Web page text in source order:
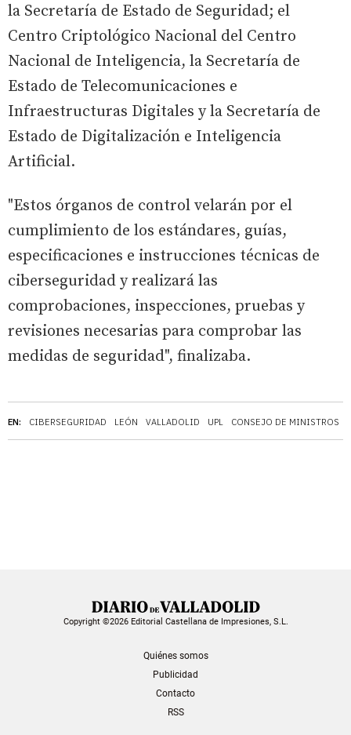
EN: CIBERSEGURIDAD LEÓN VALLADOLID UPL CONSEJO DE MINISTROS
la Secretaría de Estado de Seguridad; el
Centro Criptológico Nacional del Centro
Nacional de Inteligencia, la Secretaría de
Estado de Telecomunicaciones e
Infraestructuras Digitales y la Secretaría de
Estado de Digitalización e Inteligencia
Artificial.
"Estos órganos de control velarán por el
cumplimiento de los estándares, guías,
especificaciones e instrucciones técnicas de
ciberseguridad y realizará las
comprobaciones, inspecciones, pruebas y
revisiones necesarias para comprobar las
medidas de seguridad", finalizaba.
Copyright ©2026 Editorial Castellana de Impresiones, S.L.
Quiénes somos
Publicidad
Contacto
RSS